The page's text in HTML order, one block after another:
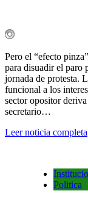
Pero el “efecto
para disuadir el paro
jornada de protesta.
funcional a los
sector opositor
secretario…
Leer noticia completa
Politica